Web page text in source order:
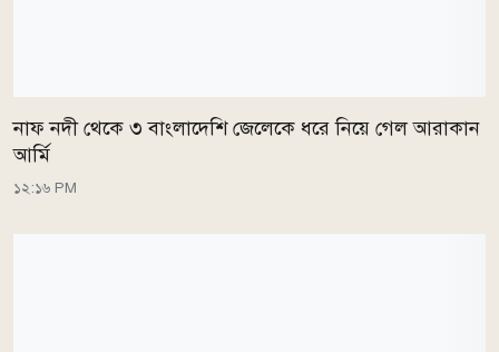
নাফ নদী থেকে ৩ বাংলাদেশি জেলেকে ধরে নিয়ে গেল আরাকান
আর্মি
১২:১৬ PM